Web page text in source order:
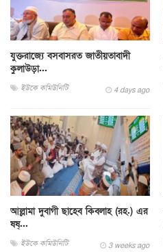
যুক্তরাজ্যে বসবাসরত জাতীয়তাবাদী
কুলাউড়া...
ইউকে কমিউনিটি 4 days ago
আল্লামা দুবাগী ছাহেব কিবলাহ (রহ.) এর
ষষ্...
ইউকে কমিউনিটি 3 weeks ago